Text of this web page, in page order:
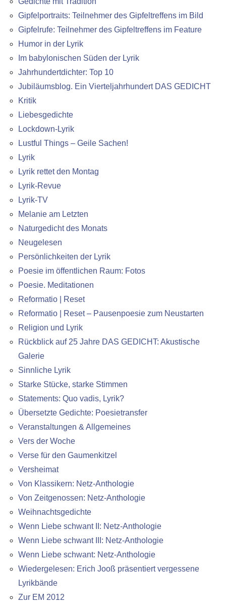
Gipfelportraits: Teilnehmer des Gipfeltreffens im Bild
Gipfelrufe: Teilnehmer des Gipfeltreffens im Feature
Humor in der Lyrik
Im babylonischen Süden der Lyrik
Jahrhundertdichter: Top 10
Jubiläumsblog. Ein Vierteljahrhundert DAS GEDICHT
Kritik
Liebesgedichte
Lockdown-Lyrik
Lustful Things – Geile Sachen!
Lyrik
Lyrik rettet den Montag
Lyrik-Revue
Lyrik-TV
Melanie am Letzten
Naturgedicht des Monats
Neugelesen
Persönlichkeiten der Lyrik
Poesie im öffentlichen Raum: Fotos
Poesie. Meditationen
Reformatio | Reset
Reformatio | Reset – Pausenpoesie zum Neustarten
Religion und Lyrik
Rückblick auf 25 Jahre DAS GEDICHT: Akustische
Galerie
Sinnliche Lyrik
Starke Stücke, starke Stimmen
Statements: Quo vadis, Lyrik?
Übersetzte Gedichte: Poesietransfer
Veranstaltungen & Allgemeines
Vers der Woche
Verse für den Gaumenkitzel
Versheimat
Von Klassikern: Netz-Anthologie
Von Zeitgenossen: Netz-Anthologie
Weihnachtsgedichte
Wenn Liebe schwant II: Netz-Anthologie
Wenn Liebe schwant III: Netz-Anthologie
Wenn Liebe schwant: Netz-Anthologie
Wiedergelesen: Erich Jooß präsentiert vergessene
Lyrikbände
Zur EM 2012